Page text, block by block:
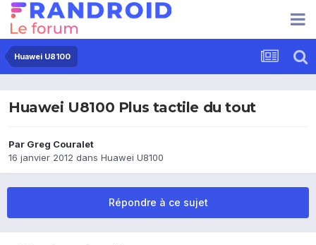
Huawei U8100
Huawei U8100 Plus tactile du tout
Par Greg Couralet
16 janvier 2012 dans Huawei U8100
Répondre à ce sujet